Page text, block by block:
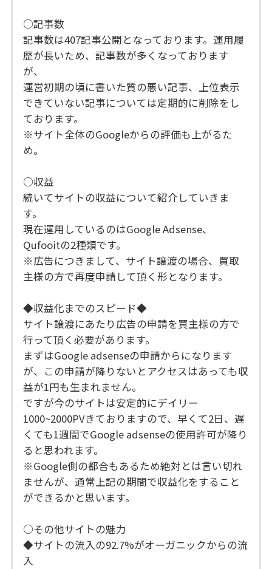
○記事数
記事数は407記事公開となっております。運用履
歴が長いため、記事数が多くなっております
が、
運営初期の頃に書いた質の悪い記事、上位表示
できていない記事については定期的に削除をし
ております。
※サイト全体のGoogleからの評価も上がるた
め。
○収益
続いてサイトの収益について紹介していきま
す。
現在運用しているのはGoogle Adsense、
Qufooitの2種類です。
※広告につきまして、サイト譲渡の場合、買取
主様の方で再度申請して頂く形となります。
◆収益化までのスピード◆
サイト譲渡にあたり広告の申請を買主様の方で
行って頂く必要があります。
まずはGoogle adsenseの申請からになります
が、この申請が降りないとアクセスはあっても収
益が1円も生まれません。
ですが今のサイトは安定的にデイリー
1000~2000PVきておりますので、早くて2日、遅
くても1週間でGoogle adsenseの使用許可が降り
ると思われます。
※Google側の都合もあるため絶対とは言い切れ
ませんが、通常上記の期間で収益化をすること
ができるかと思います。
○その他サイトの魅力
◆サイトの流入の92.7%がオーガニックからの流
入